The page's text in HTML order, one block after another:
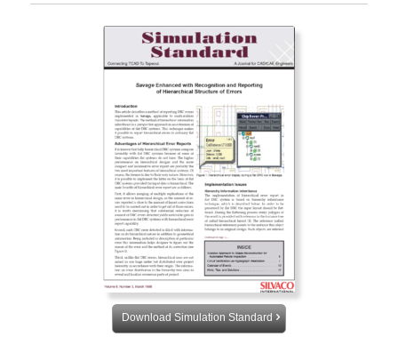
Download Simulation Standard